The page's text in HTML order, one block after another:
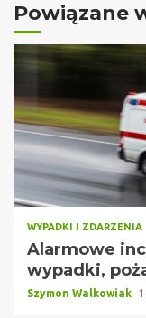
Powiązane
WYPADKI I ZDARZENIA
Alarmowe
wypadki,
Szymon Walkowiak